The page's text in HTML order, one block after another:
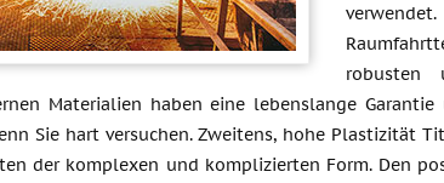
robusten
Materialien haben eine lebenslange
Sie hart versuchen. Zweitens, hohe Plastizität
der komplexen und komplizierten Form. Den